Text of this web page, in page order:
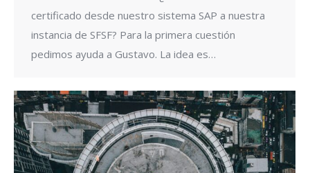
certificado desde nuestro sistema SAP a nuestra
instancia de SFSF? Para la primera cuestión
pedimos ayuda a Gustavo. La idea es…